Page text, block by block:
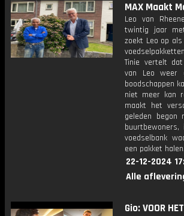
MAX Maakt
Leo van
twintig jaar
zoekt Leo op
Tinie vertelt
van Leo weer
boodschappen
niet meer kan
maakt het
geleden
voedselbank
een pakket halen.
22-12-2024
Alle
Gio: VOOR